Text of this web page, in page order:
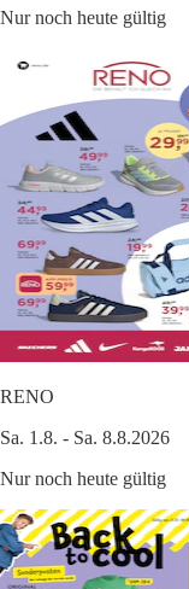
Nur noch heute gültig
RENO
Sa. 1.8. - Sa. 8.8.2026
Nur noch heute gültig